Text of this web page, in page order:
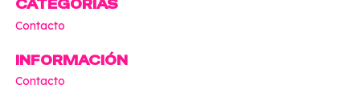
CATEGORÍAS
Contacto
INFORMACIÓN
Contacto